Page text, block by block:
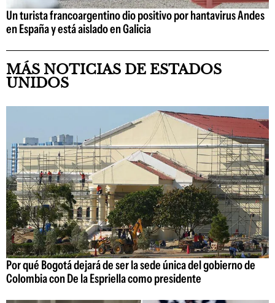
Un turista francoargentino dio positivo por hantavirus Andes
en España y está aislado en Galicia
MÁS NOTICIAS DE ESTADOS
UNIDOS
Por qué Bogotá dejará de ser la sede única del gobierno de
Colombia con De la Espriella como presidente